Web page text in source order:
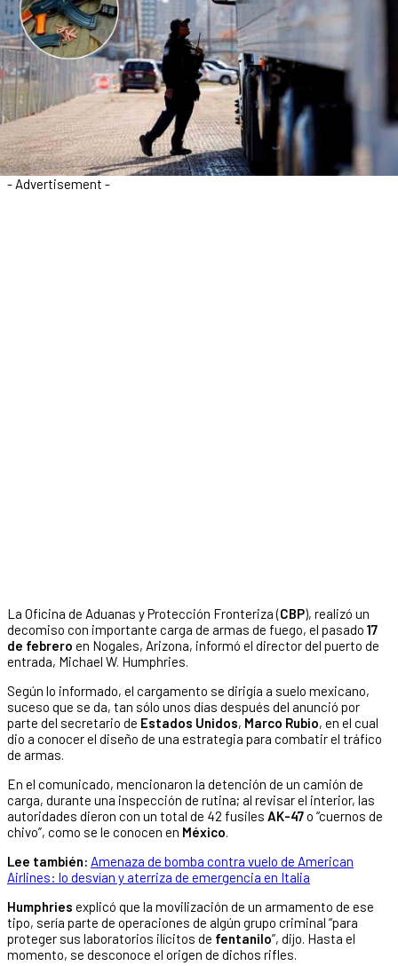
- Advertisement -
La Oficina de Aduanas y Protección Fronteriza (CBP), realizó un
decomiso con importante carga de armas de fuego, el pasado 17
de febrero en Nogales, Arizona, informó el director del puerto de
entrada, Michael W. Humphries.
Según lo informado, el cargamento se dirigía a suelo mexicano,
suceso que se da, tan sólo unos días después del anunció por
parte del secretario de Estados Unidos, Marco Rubio, en el cual
dio a conocer el diseño de una estrategia para combatir el tráfico
de armas.
En el comunicado, mencionaron la detención de un camión de
carga, durante una inspección de rutina; al revisar el interior, las
autoridades dieron con un total de 42 fusiles AK-47o “cuernos de
chivo”, como se le conocen en México.
Lee también: Amenaza de bomba contra vuelo de American
Airlines: lo desvían y aterriza de emergencia en Italia
Humphries explicó que la movilización de un armamento de ese
tipo, sería parte de operaciones de algún grupo criminal “para
proteger sus laboratorios ilícitos de fentanilo”, dijo. Hasta el
momento, se desconoce el origen de dichos rifles.